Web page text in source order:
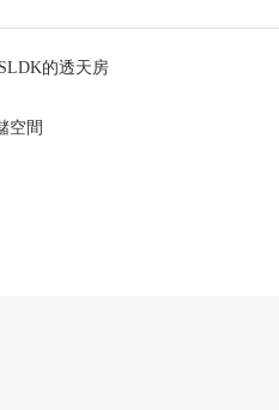
的透天房
空間